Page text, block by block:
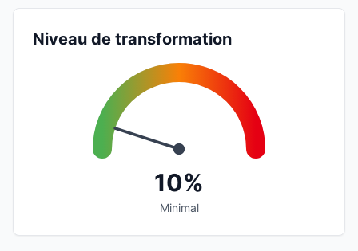
Niveau de transformation
10%
Minimal